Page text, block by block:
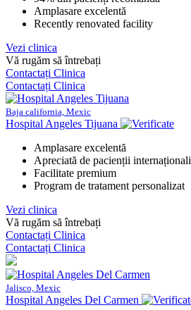
Amplasare excelentă
Recently renovated facility
Vezi clinica
Vă rugăm să întrebați
Contactați Clinica
Contactați Clinica
Baja california, Mexic
Hospital Angeles Tijuana
Amplasare excelentă
Apreciată de pacienții internaționali
Facilitate premium
Program de tratament personalizat
Vezi clinica
Vă rugăm să întrebați
Contactați Clinica
Contactați Clinica
Jalisco, Mexic
Hospital Angeles Del Carmen